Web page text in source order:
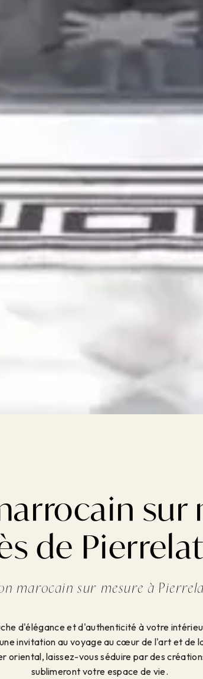
sur
de
marocain sur mesure à
d'élégance et d'authenticité à votre
invitation au voyage au cœur de l'art et de
oriental, laissez-vous séduire par des
sublimeront votre espace de vie.